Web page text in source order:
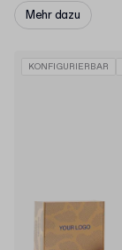
Mehr dazu
KONFIGURIERBAR